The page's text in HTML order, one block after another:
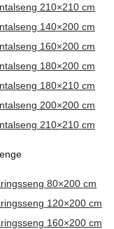
210×210 cm
140×200 cm
160×200 cm
180×200 cm
180×210 cm
200×200 cm
210×210 cm
80×200 cm
120×200 cm
160×200 cm